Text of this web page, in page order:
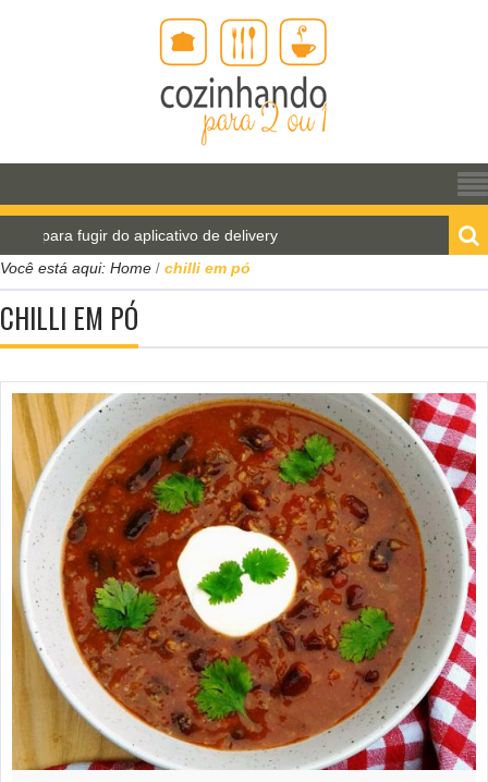
para fugir do aplicativo de delivery
Pão de água
Você está aqui: Home / chilli em pó
CHILLI EM PÓ